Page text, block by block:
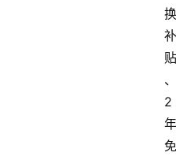
换
补
贴
、
2
年
免